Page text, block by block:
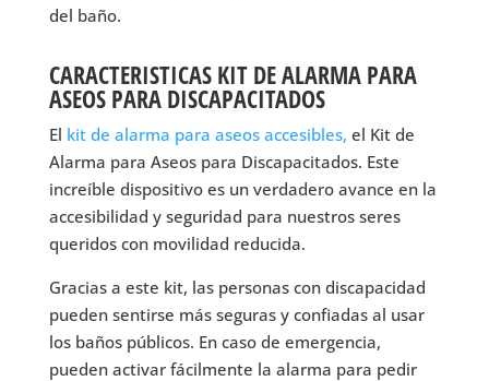
del baño.
CARACTERISTICAS KIT DE ALARMA PARA
ASEOS PARA DISCAPACITADOS
El kit de alarma para aseos accesibles, el Kit de
Alarma para Aseos para Discapacitados. Este
increíble dispositivo es un verdadero avance en la
accesibilidad y seguridad para nuestros seres
queridos con movilidad reducida.
Gracias a este kit, las personas con discapacidad
pueden sentirse más seguras y confiadas al usar
los baños públicos. En caso de emergencia,
pueden activar fácilmente la alarma para pedir